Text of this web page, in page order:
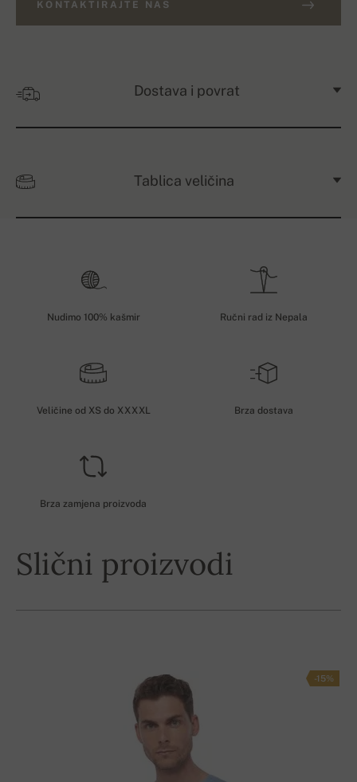
KONTAKTIRAJTE NAS
Dostava i povrat
Tablica veličina
Nudimo 100% kašmir Ručni rad iz Nepala
Veličine od XS do XXXXL Brza dostava
Brza zamjena proizvoda
Slični proizvodi
-15%